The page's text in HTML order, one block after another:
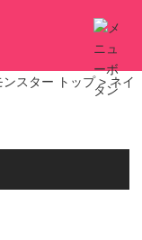
スター トップ > ネイ